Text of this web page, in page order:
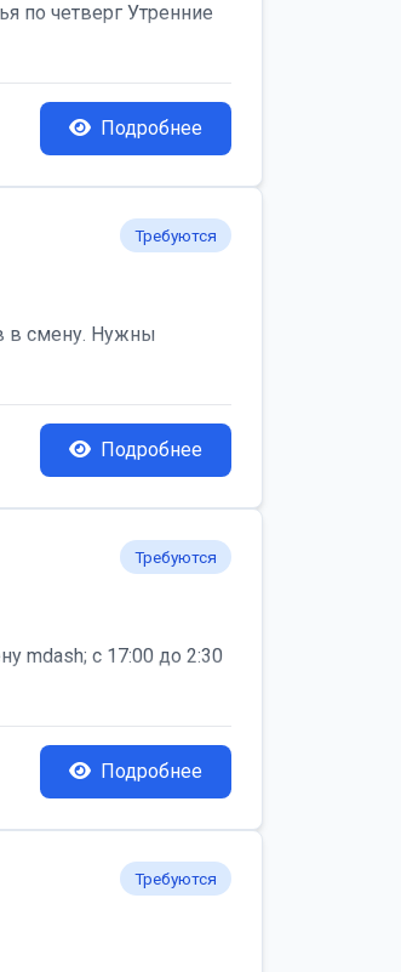
по четверг Утренние
Подробнее
Требуются
в смену. Нужны
Подробнее
Требуются
mdash; с 17:00 до 2:30
Подробнее
Требуются